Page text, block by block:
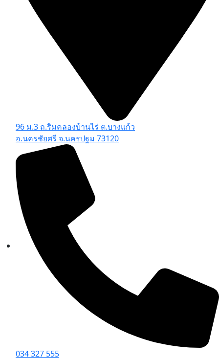
96 ม.3 ถ.ริมคลองบ้านไร่ ต.บางแก้ว
อ.นครชัยศรี จ.นครปฐม 73120
034 327 555